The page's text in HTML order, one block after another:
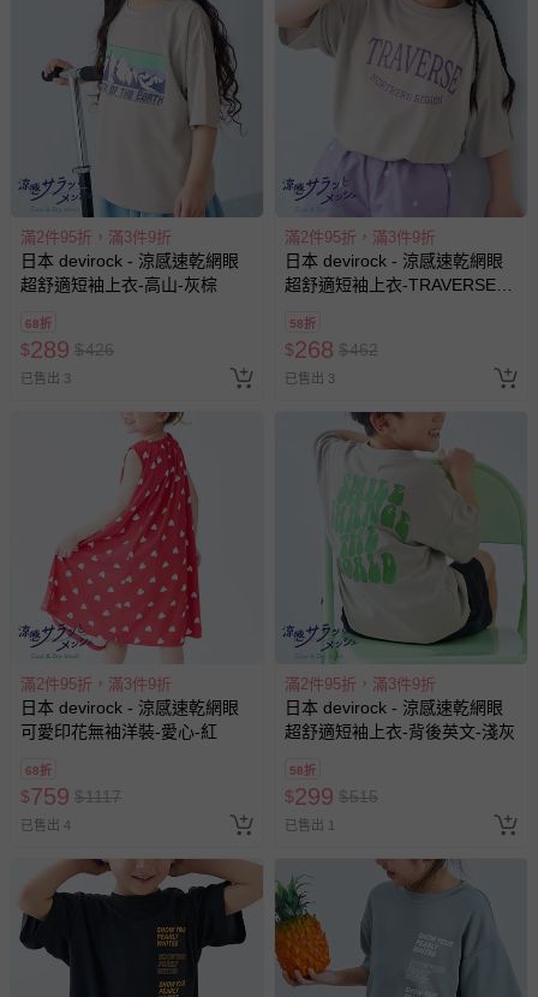
滿2件95折，滿3件9折
日本 devirock - 涼感速乾網眼
超舒適短袖上衣-高山-灰棕
68折
$289 $426
已售出 3
滿2件95折，滿3件9折
日本 devirock - 涼感速乾網眼
超舒適短袖上衣-TRAVERSE-
58折
$268 $462
已售出 3
滿2件95折，滿3件9折
日本 devirock - 涼感速乾網眼
可愛印花無袖洋裝-愛心-紅
68折
$759 $1117
已售出 4
滿2件95折，滿3件9折
日本 devirock - 涼感速乾網眼
超舒適短袖上衣-背後英文-淺灰
58折
$299 $515
已售出 1